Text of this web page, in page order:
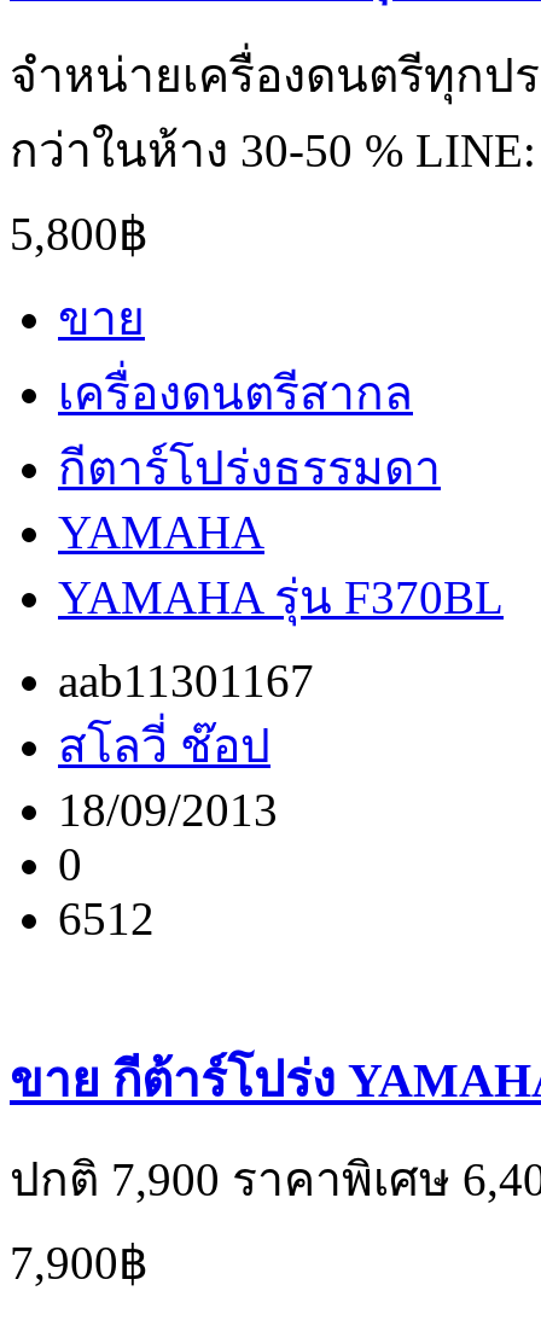
จำหน่ายเครื่องดนตรีทุกป
กว่าในห้าง 30-50 % LINE:
5,800฿
ขาย
เครื่องดนตรีสากล
กีตาร์โปร่งธรรมดา
YAMAHA
YAMAHA รุ่น F370BL
aab11301167
สโลวี่ ช๊อป
18/09/2013
0
6512
ขาย กีต้าร์โปร่ง
ปกติ 7,900 ราคาพิเศษ
7,900฿